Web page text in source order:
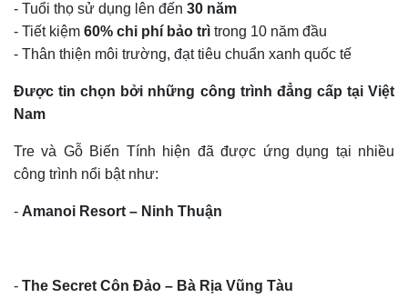
- Tuổi thọ sử dụng lên đến 30 năm
- Tiết kiệm 60% chi phí bảo trì trong 10 năm đầu
- Thân thiện môi trường, đạt tiêu chuẩn xanh quốc tế
Được tin chọn bởi những công trình đẳng cấp tại Việt
Nam
Tre và Gỗ Biến Tính hiện đã được ứng dụng tại nhiều
công trình nổi bật như:
- Amanoi Resort – Ninh Thuận
- The Secret Côn Đảo – Bà Rịa Vũng Tàu